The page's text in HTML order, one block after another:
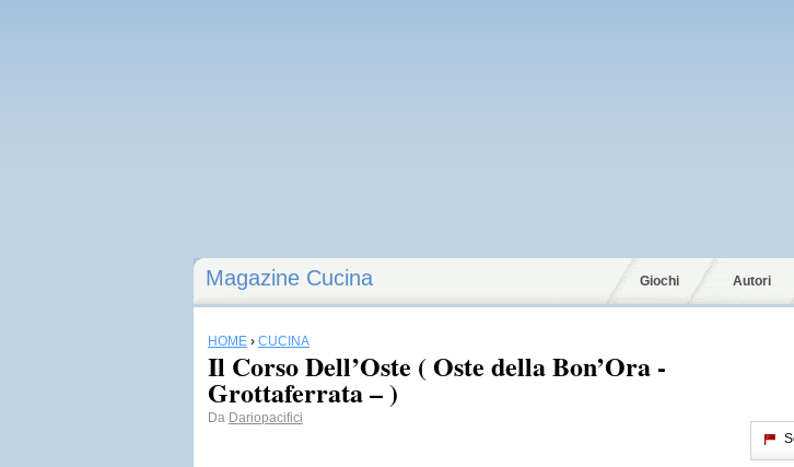
Magazine Cucina Giochi Autori
HOME › CUCINA
Il Corso Dell’Oste ( Oste della Bon’Ora -
Grottaferrata – )
Da Dariopacifici